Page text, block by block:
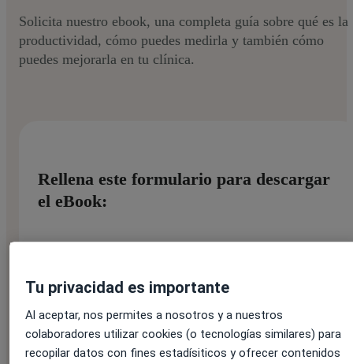
Solicita nuestro ebook, una completa guía sobre qué es la
productividad, cómo puedes medirla y también cómo
puedes mejorarla en tu clínica.
Rellena este formulario para descargar
el eBook:
Apellido:*
Tu privacidad es importante
Al aceptar, nos permites a nosotros y a nuestros
colaboradores utilizar cookies (o tecnologías similares) para
recopilar datos con fines estadísiticos y ofrecer contenidos